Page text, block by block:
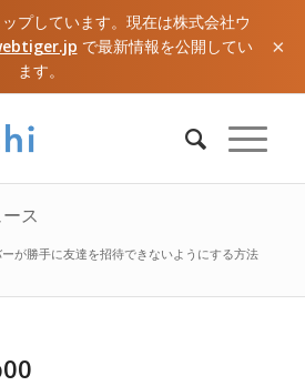
プしています。現在は株式会社ウ
で最新情報を公開してい
ます。
×
ス
が勝手に友達を招待できないようにする方法